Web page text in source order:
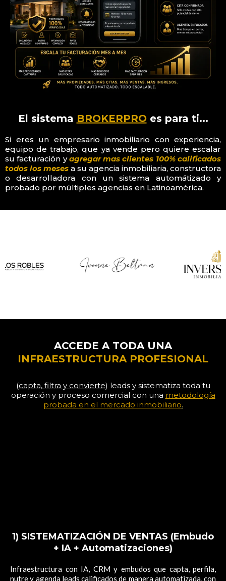
El sistema BROKERPRO es para ti...
Si eres un empresario inmobiliario con experiencia,
equipo de trabajo, que ya vende pero quiere escalar
su facturación yagregar mas clientes 100% calificados
todos los meses a su agencia inmobiliaria, constructora
o desarrolladora con un sistema automátizado y
probado por múltiples agencias en Latinoamérica.
ACCEDE A TODA UNA
INFRAESTRUCTURA PROFESIONAL
(capta, filtra y convierte) leads y sistematiza toda tu
operación y proceso comercial con una metodología
probada en el mercado inmobiliario.
1) SISTEMATIZACIÓN DE VENTAS (Embudo
+ IA + Automatizaciones)
Infraestructura con IA, CRM y embudos que capta, perfila,
nutre y agenda leads calificados de manera automatizada, con